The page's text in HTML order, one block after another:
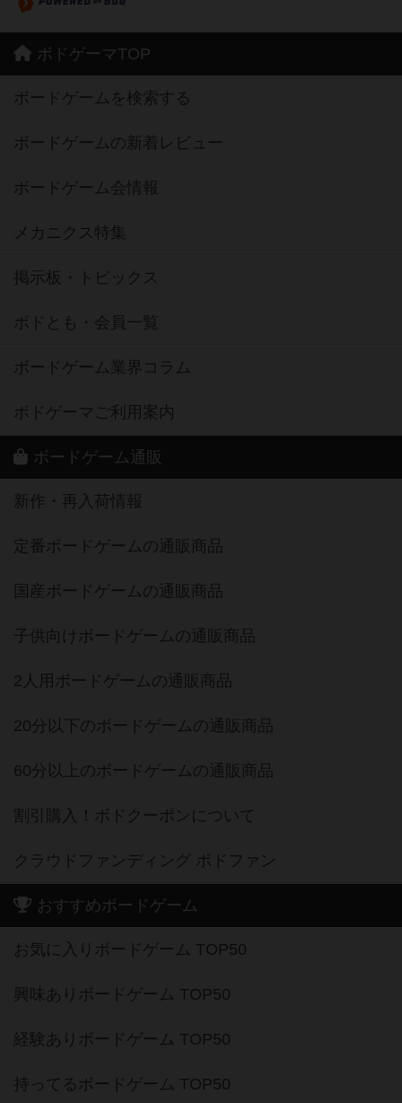
ボドゲーマTOP
ボードゲームを検索する
ボードゲームの新着レビュー
ボードゲーム会情報
メカニクス特集
掲示板・トピックス
ボドとも・会員一覧
ボードゲーム業界コラム
ボドゲーマご利用案内
ボードゲーム通販
新作・再入荷情報
定番ボードゲームの通販商品
国産ボードゲームの通販商品
子供向けボードゲームの通販商品
2人用ボードゲームの通販商品
20分以下のボードゲームの通販商品
60分以上のボードゲームの通販商品
割引購入！ボドクーポンについて
クラウドファンディング ボドファン
おすすめボードゲーム
お気に入りボードゲーム TOP50
興味ありボードゲーム TOP50
経験ありボードゲーム TOP50
持ってるボードゲーム TOP50